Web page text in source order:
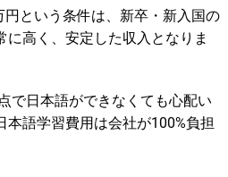
円という条件は、新卒・新入国の
に高く、安定した収入となりま
で日本語ができなくても心配い
本語学習費用は会社が100%負担